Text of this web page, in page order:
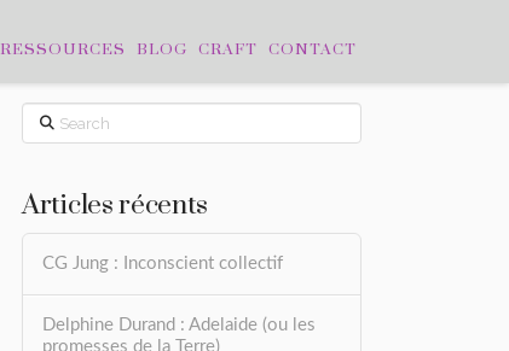
RESSOURCES BLOG CRAFT CONTACT
Search
Articles récents
CG Jung : Inconscient collectif
Delphine Durand : Adelaide (ou les
promesses de la Terre)